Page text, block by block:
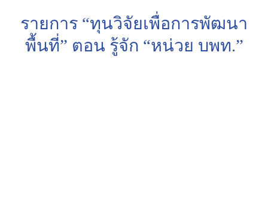
รายการ “ทุนวิจัยเพื่อการพัฒนา
พื้นที่” ตอน รู้จัก “หน่วย บพท.”